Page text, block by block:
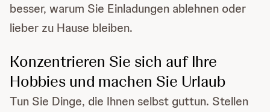
besser, warum Sie Einladungen ablehnen oder
lieber zu Hause bleiben.
Konzentrieren Sie sich auf Ihre
Hobbies und machen Sie Urlaub
Tun Sie Dinge, die Ihnen selbst guttun. Stellen